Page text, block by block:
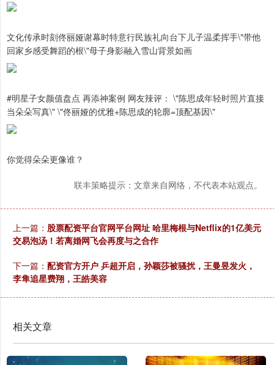
文化传承时刻佟丽娅谢幕时特意行民族礼向台下儿子温柔挥手\"带他
回家乡感受舞蹈的根\"母子身影融入雪山背景如画
#明星子女颜值盘点 再添神案例 网友辣评： \"陈思成年轻时照片直接
当朵朵写真\" \"佟丽娅的优雅+陈思成的轮廓=顶配基因\"
你觉得朵朵更像谁？
联丰策略提示：文章来自网络，不代表本站观点。
上一篇： 股票配资平台官网平台网址 哈里梅根与Netflix的1亿美元
交易泡汤！若离婚网飞会再度与之合作
下一篇： 配资官方开户 乒超开启，孙颖莎被骚扰，王曼昱发火，
李隼追星费翔，王皓美容
相关文章